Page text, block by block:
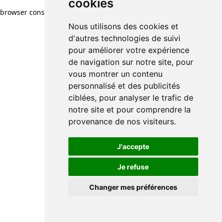
cookies
Nous utilisons des cookies et
d'autres technologies de suivi
pour améliorer votre expérience
de navigation sur notre site, pour
vous montrer un contenu
personnalisé et des publicités
ciblées, pour analyser le trafic de
notre site et pour comprendre la
provenance de nos visiteurs.
J'accepte
Je refuse
Changer mes préférences
browser console for more information)